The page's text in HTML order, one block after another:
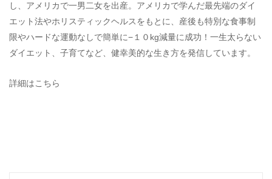
し、アメリカで一男二女を出産。アメリカで学んだ最先端のダイ
エット法やホリスティックヘルスをもとに、産後も特別な食事制
限やハードな運動なしで簡単に−１０kg減量に成功！一生太らない
ダイエット、子育てなど、健幸美的な生き方を発信しています。
詳細はこちら